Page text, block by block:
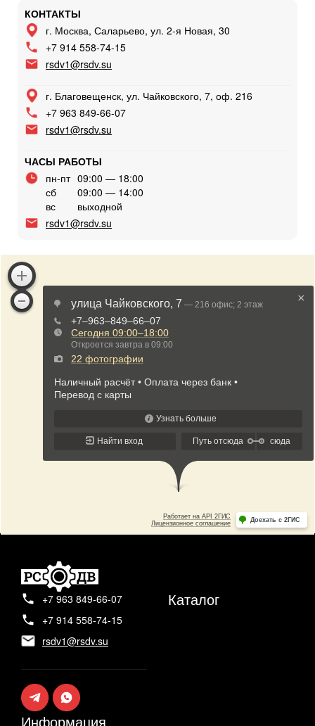
КОНТАКТЫ
г. Москва, Саларьево, ул. 2-я Новая, 30
+7 914 558-74-15
rsdv1@rsdv.su
г. Благовещенск, ул. Чайковского, 7, оф. 216
+7 963 849-66-07
rsdv1@rsdv.su
ЧАСЫ РАБОТЫ
пн-пт 09:00 — 18:00
сб
09:00 — 14:00
вс
выходной
rsdv1@rsdv.su
+7 963 849-66-07
+7 914 558-74-15
rsdv1@rsdv.su
Каталог
Информация